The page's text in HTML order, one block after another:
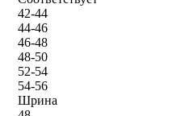
42-44
44-46
46-48
48-50
52-54
54-56
Шрина